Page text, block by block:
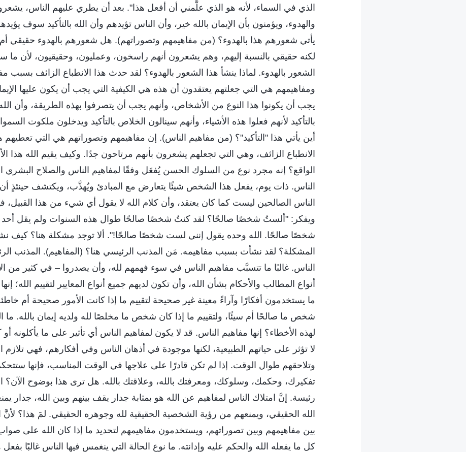
الذي في السماء، لأنه هو الذي علَّمني أن أفعل هذا". بعد أن يطري عليهم الناس،
والهدوء، ويؤمنون بأن الإيمان بالله خير، وأن الناس تؤيدهم وأن الله بالتأكيد سوف
يأتي شعورهم هذا بالهدوء؟ (من مفاهيمهم وتصوراتهم). هل شعورهم بالهدوء حقيقي
لكنه حقيقي بالنسبة إليهم، وهم يشعرون أنهم راسخون، وعمليون، وحقيقيون، لأن ما
الشعور بالهدوء. لماذا ينشأ هذا الشعور بالهدوء؟ لقد حدث هذا الانطباع الزائف بسبب
ومفاهيمهم هي التي جعلتهم يعتقدون أن هذه هي الكيفية التي يجب أن يكون عليها
يجب أن يكونوا هذا النوع من الأشخاص، وأنهم يجب أن يتصرفوا بهذه الطريقة، وأن
بالتأكيد لأنهم فعلوا هذه الأشياء، وأنهم سينالون الخلاص بالتأكيد ويدخلون ملكوت
أين يأتي هذا "التأكيد"؟ (من مفاهيم الناس). إن مفاهيمهم وتصوراتهم هي التي تعطيهم
الانطباع الزائف، وهي التي تجعلهم يشعرون بأنهم مرتاحون جدًا. وكيف يقيم الله هذا
الواقع؟ إنه مجرد نوع من السلوك الحسن يُفعَل وفقًا لمفاهيم الناس والصلاح البشري
الناس. ذات يوم، يفعل هذا الشخص شيئًا يتعارض مع المبادئ ويُهذَّب، ويكتشف حينئذٍ أن
الناس الصالحين ليست كما كان يعتقد، وأن كلام الله لا يقول أي شيء من هذا القبيل،
ويفكر: "ألستُ شخصًا صالحًا؟ لقد كنتُ شخصًا صالحًا طوال هذه السنوات ولم يقل
شخصًا صالحًا. الله وحده يقول إنني لست شخصًا صالحًا!". ألا توجد مشكلة هنا؟ كيف
المشكلة؟ لقد نشأت بسبب مفاهيمه. مَن المذنب الرئيسي هنا؟ (المفاهيم). المذنب
الناس. غالبًا ما تتسبَّب مفاهيم الناس في سوء فهمهم لله، وأن يصدروا – في كثير من
أنواع المطالب والأحكام بشأن الله، وأن تكون لديهم جميع أنواع المعايير لتقييم الله؛
ما يستخدمون أفكارًا وآراءً معينة غير صحيحة لتقييم ما إذا كانت الأمور صحيحة أم
شخص ما صالحًا أم سيئًا، ولتقييم ما إذا كان شخص ما مخلصًا لله ولديه إيمان بالله.
لهذه الأخطاء؟ إنها مفاهيم الناس. قد لا يكون لمفاهيم الناس أي تأثير على ما يأكلونه
لا تؤثر على حياتهم الطبيعية، لكنها موجودة في أذهان الناس وفي أفكارهم، فهي
وتلاحقهم طوال الوقت. إذا لم تكن قادرًا على علاجها في الوقت المناسب، فإنها
تفكيرك، وحكمك، وسلوكك، ومعرفتك بالله، وعلاقتك بالله. هل ترى هذا بوضوح الآن؟
رئيسة. إنَّ امتلاك الناس لمفاهيم عن الله هو بمثابة جدار يقف بينهم وبين الله، جدار
الله الحقيقي، ويمنعهم من رؤية الشخصية الحقيقية لله وجوهره الحقيقي. لمَ هذا؟
بين مفاهيمهم وبين تصوراتهم، ويستخدمون مفاهيمهم لتحديد ما إذا كان الله على
كل ما يفعله الله والحكم عليه وإدانته. ما نوع الحالة التي ينغمس فيها الناس غالبًا